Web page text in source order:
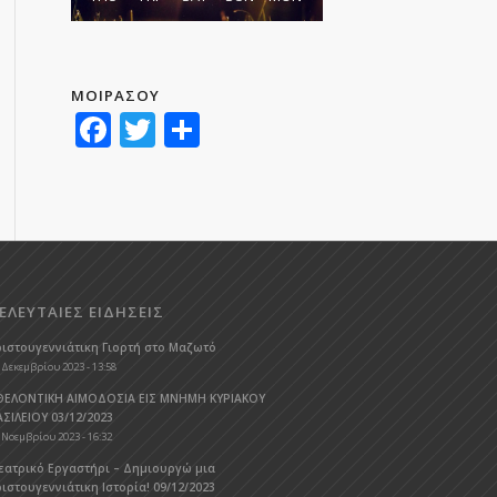
ΜΟΙΡΑΣΟΥ
Facebook
Twitter
Μοιραστείτε
ΕΙΔΗΣΕΙΣ
Γιορτή στο Μαζωτό
2023 - 13:58
ΑΙΜΟΔΟΣΙΑ ΕΙΣ ΜΝΗΜΗ ΚΥΡΙΑΚΟΥ
03/12/2023
2023 - 16:32
Εργαστήρι – Δημιουργώ μια
Ιστορία! 09/12/2023